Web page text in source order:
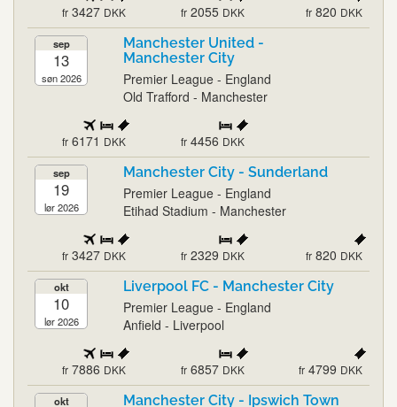
fr 3427 DKK fr 2055 DKK fr 820 DKK
sep
13
søn 2026
Manchester United -
Manchester City
Premier League - England
Old Trafford - Manchester
fr 6171 DKK fr 4456 DKK
sep
19
lør 2026
Manchester City - Sunderland
Premier League - England
Etihad Stadium - Manchester
fr 3427 DKK fr 2329 DKK fr 820 DKK
okt
10
lør 2026
Liverpool FC - Manchester City
Premier League - England
Anfield - Liverpool
fr 7886 DKK fr 6857 DKK fr 4799 DKK
okt Manchester City - Ipswich Town